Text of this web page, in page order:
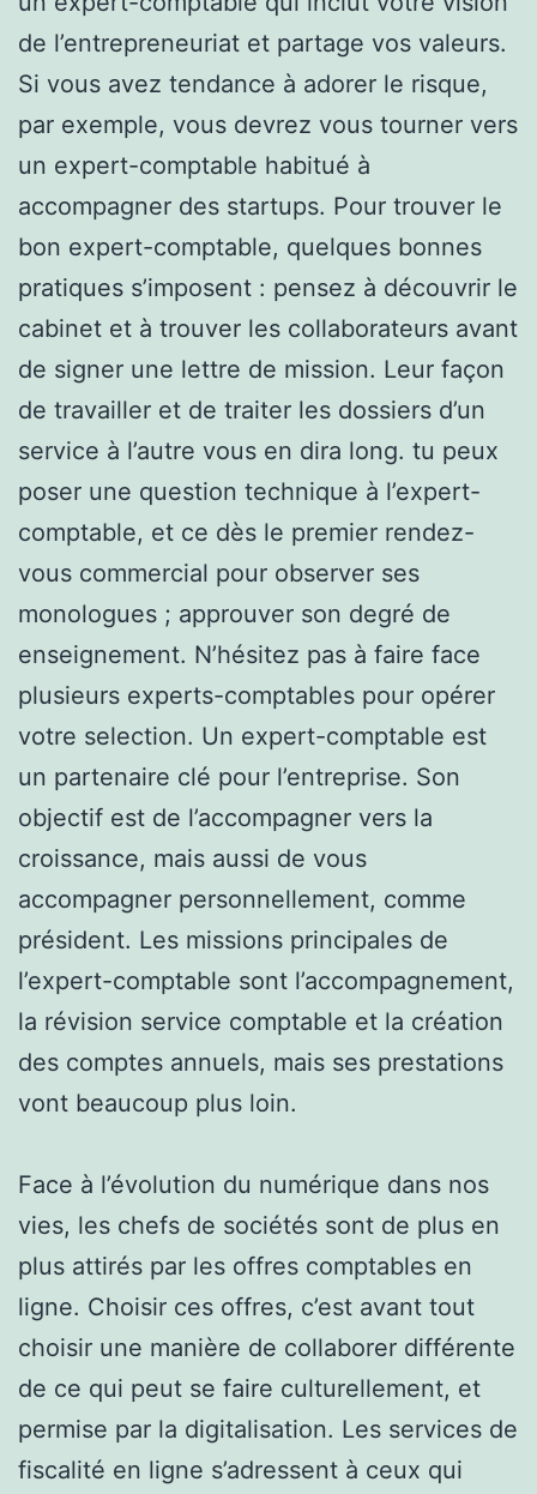
de l’entrepreneuriat et partage vos valeurs.
Si vous avez tendance à adorer le risque,
par exemple, vous devrez vous tourner vers
un expert-comptable habitué à
accompagner des startups. Pour trouver le
bon expert-comptable, quelques bonnes
pratiques s’imposent : pensez à découvrir le
cabinet et à trouver les collaborateurs avant
de signer une lettre de mission. Leur façon
de travailler et de traiter les dossiers d’un
service à l’autre vous en dira long. tu peux
poser une question technique à l’expert-
comptable, et ce dès le premier rendez-
vous commercial pour observer ses
monologues ; approuver son degré de
enseignement. N’hésitez pas à faire face
plusieurs experts-comptables pour opérer
votre selection. Un expert-comptable est
un partenaire clé pour l’entreprise. Son
objectif est de l’accompagner vers la
croissance, mais aussi de vous
accompagner personnellement, comme
président. Les missions principales de
l’expert-comptable sont l’accompagnement,
la révision service comptable et la création
des comptes annuels, mais ses prestations
vont beaucoup plus loin.
Face à l’évolution du numérique dans nos
vies, les chefs de sociétés sont de plus en
plus attirés par les offres comptables en
ligne. Choisir ces offres, c’est avant tout
choisir une manière de collaborer différente
de ce qui peut se faire culturellement, et
permise par la digitalisation. Les services de
fiscalité en ligne s’adressent à ceux qui